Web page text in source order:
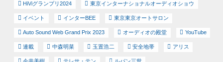
HiViグランプリ2024 東京インターナショナルオーディオショウ
イベント インターBEE 東京東京オートサロン
Auto Sound Web Grand Prix 2023 オーディオの殿堂 YouTube
連載 中森明菜 玉置浩二 安全地帯 アリス